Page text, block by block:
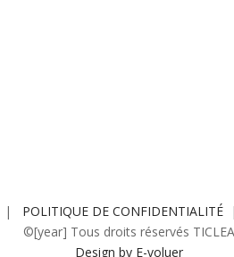
| POLITIQUE DE CONFIDENTIALITÉ
©[year] Tous droits réservés TICLEA
Design by E-voluer